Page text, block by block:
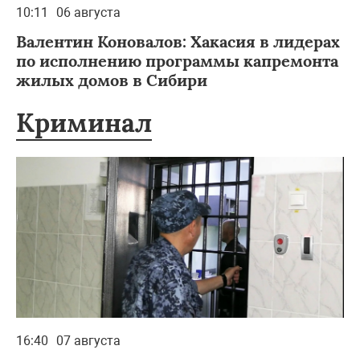
10:11 06 августа
Валентин Коновалов: Хакасия в лидерах
по исполнению программы капремонта
жилых домов в Сибири
Криминал
16:40 07 августа